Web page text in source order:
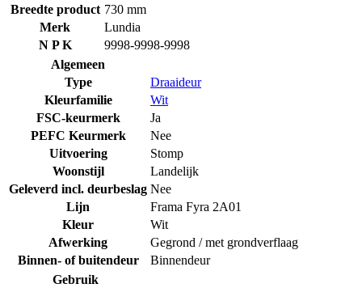
Breedte product 730 mm
Merk
Lundia
N P K
9998-9998-9998
Algemeen
Type
Draaideur
Kleurfamilie
Wit
FSC-keurmerk
Ja
PEFC Keurmerk
Nee
Uitvoering
Stomp
Woonstijl
Landelijk
Geleverd incl. deurbeslag Nee
Lijn
Frama Fyra 2A01
Kleur
Wit
Afwerking
Gegrond / met grondverflaag
Binnen- of buitendeur
Binnendeur
Gebruik